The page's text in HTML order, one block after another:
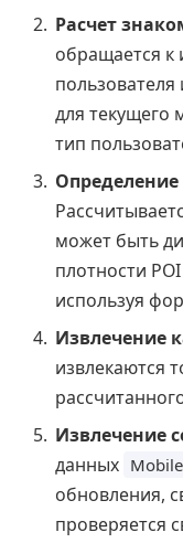
Расчет
обращается к
для текущего
тип
Определение
может быть
плотности
используя
Извлечение
извлекаются
Извлечение
данных
обновления,
проверяется